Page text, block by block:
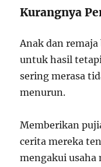
Kurangnya
Anak dan
untuk hasil
sering merasa
menurun.
Memberikan
cerita mereka
mengakui usaha